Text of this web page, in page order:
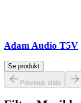
Adam Audio T5V
Se produkt
Previous slide